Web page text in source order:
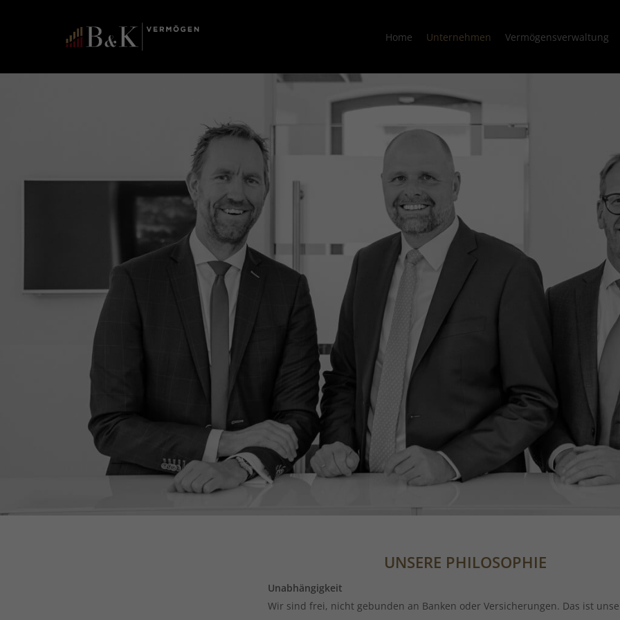
Home Unternehmen Vermögensverwaltung
UNSERE PHILOSOPHIE
Unabhängigkeit
Wir sind frei, nicht gebunden an Banken oder Versicherungen. Das ist